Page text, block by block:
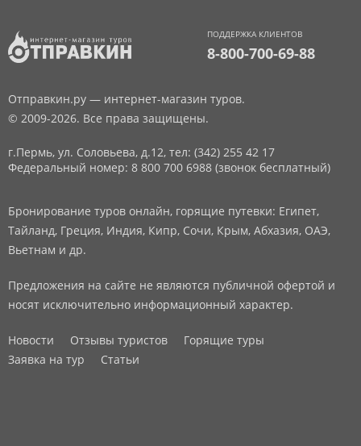
ПОДДЕРЖКА КЛИЕНТОВ
8-800-700-69-88
Отправкин.ру — интернет-магазин туров.
© 2009-2026. Все права защищены.
г.Пермь, ул. Соловьева, д.12, тел: (342) 255 42 17
Федеральный номер: 8 800 700 6988 (звонок бесплатный)
Бронирование туров онлайн, горящие путевки: Египет,
Тайланд, Греция, Индия, Кипр, Сочи, Крым, Абхазия, ОАЭ,
Вьетнам и др.
Предложения на сайте не являются публичной офертой и
носят исключительно информационный характер.
Новости Отзывы туристов
Горящие туры
Заявка на тур
Статьи